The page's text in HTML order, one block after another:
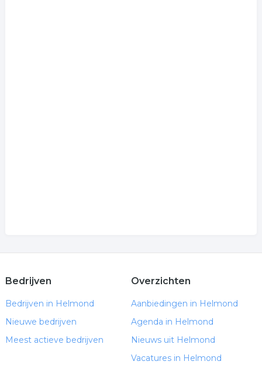
Bedrijven
Bedrijven in Helmond
Nieuwe bedrijven
Meest actieve bedrijven
Overzichten
Aanbiedingen in Helmond
Agenda in Helmond
Nieuws uit Helmond
Vacatures in Helmond